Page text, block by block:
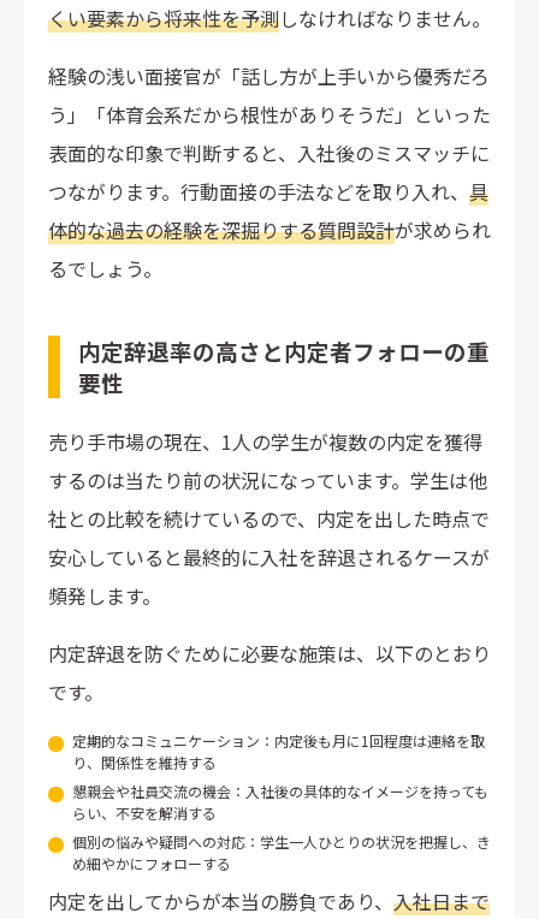
くい要素から将来性を予測しなければなりません。
経験の浅い面接官が「話し方が上手いから優秀だろ
う」「体育会系だから根性がありそうだ」といった
表面的な印象で判断すると、入社後のミスマッチに
つながります。行動面接の手法などを取り入れ、 具
体的な過去の経験を深掘りする質問設計が求められ
るでしょう。
内定辞退率の高さと内定者フォローの重
要性
売り手市場の現在、1人の学生が複数の内定を獲得
するのは当たり前の状況になっています。学生は他
社との比較を続けているので、内定を出した時点で
安心していると最終的に入社を辞退されるケースが
頻発します。
内定辞退を防ぐために必要な施策は、以下のとおり
です。
定期的なコミュニケーション：内定後も月に1回程度は連絡を取
り、関係性を維持する
懇親会や社員交流の機会：入社後の具体的なイメージを持っても
らい、不安を解消する
個別の悩みや疑問への対応：学生一人ひとりの状況を把握し、き
め細やかにフォローする
内定を出してからが本当の勝負であり、 入社日まで